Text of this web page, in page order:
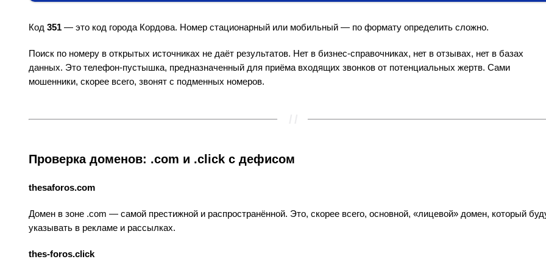
Код 351 — это код города Кордова. Номер стационарный или мобильный — по формату определить сложно.
Поиск по номеру в открытых источниках не даёт результатов. Нет в бизнес-справочниках, нет в отзывах, нет в базах
данных. Это телефон-пустышка, предназначенный для приёма входящих звонков от потенциальных жертв. Сами
мошенники, скорее всего, звонят с подменных номеров.
Проверка доменов: .com и .click с дефисом
thesaforos.com
Домен в зоне .com — самой престижной и распространённой. Это, скорее всего, основной, «лицевой» домен, который
указывать в рекламе и рассылках.
thes-foros.click